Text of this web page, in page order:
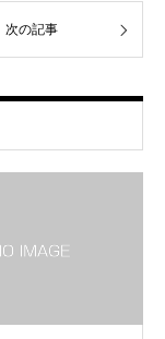
次の記事